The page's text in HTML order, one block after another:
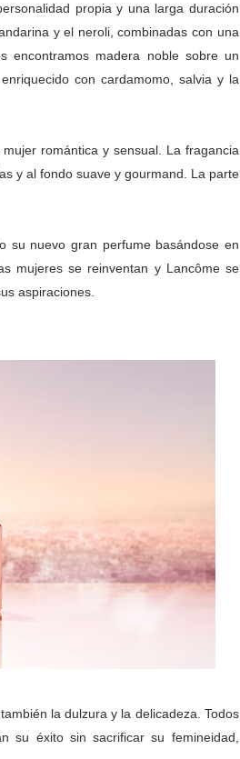
propia y una larga duración
y el neroli, combinadas con una
encontramos madera noble sobre un
con cardamomo, salvia y la
romántica y sensual. La fragancia
y al fondo suave y gourmand. La parte
su nuevo gran perfume basándose en
mujeres se reinventan y Lancôme se
aspiraciones.
la dulzura y la delicadeza. Todos
su éxito sin sacrificar su femineidad,